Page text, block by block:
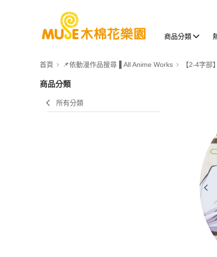
商品分類
首頁 📌依動漫作品搜尋▐ All Anime Works 【2-4字部
商品分類
所有分類